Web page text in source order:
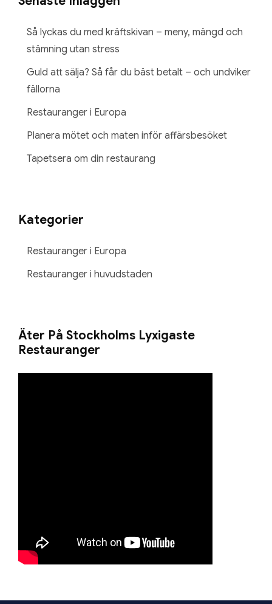
Så lyckas du med kräftskivan – meny, mängd och
stämning utan stress
Guld att sälja? Så får du bäst betalt – och undviker
fällorna
Restauranger i Europa
Planera mötet och maten inför affärsbesöket
Tapetsera om din restaurang
Kategorier
Restauranger i Europa
Restauranger i huvudstaden
Äter På Stockholms Lyxigaste
Restauranger